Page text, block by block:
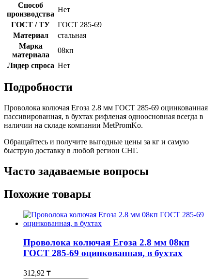
Способ
производства
Нет
ГОСТ / ТУ
ГОСТ 285-69
Материал
стальная
Марка
материала
08кп
Лидер спроса Нет
Подробности
Проволока колючая Егоза 2.8 мм ГОСТ 285-69 оцинкованная
пассивированная, в бухтах рифленая одноосновная всегда в
наличии на складе компании MetPromKo.
Обращайтесь и получите выгодные цены за кг и самую
быструю доставку в любой регион СНГ.
Часто задаваемые вопросы
Похожие товары
Проволока колючая Егоза 2.8 мм 08кп
ГОСТ 285-69 оцинкованная, в бухтах
312,92 ₸